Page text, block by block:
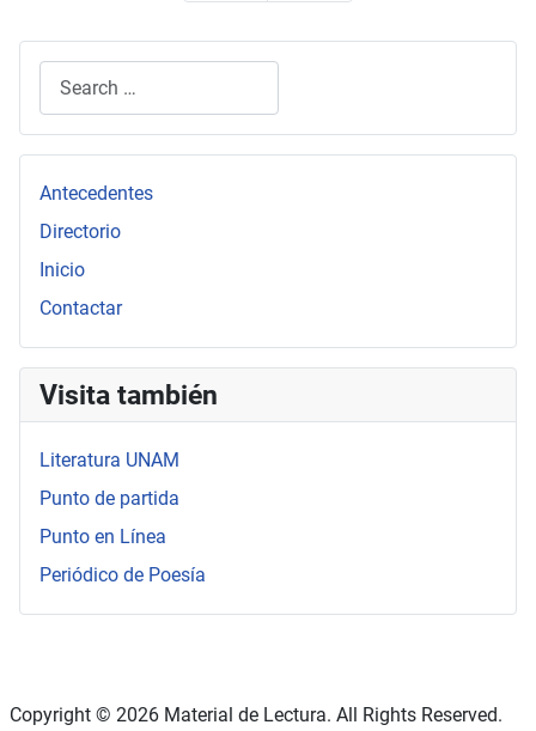
Antecedentes
Directorio
Inicio
Contactar
Visita también
Literatura UNAM
Punto de partida
Punto en Línea
Periódico de Poesía
Copyright © 2026 Material de Lectura. All Rights Reserved.